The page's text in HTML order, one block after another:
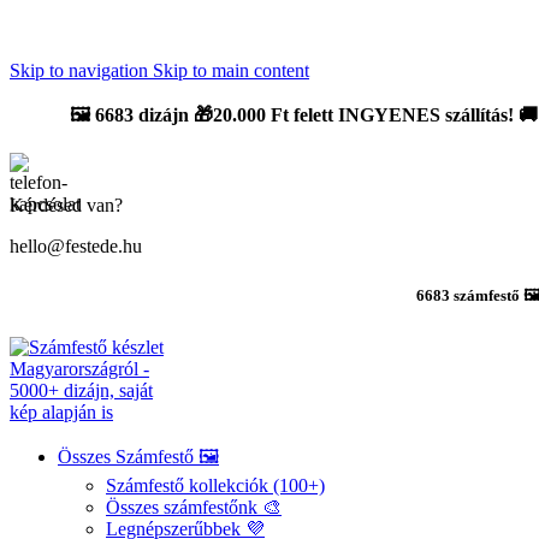
Skip to navigation Skip to main content
🖼️6683 dizájn 🎁20.000 Ft felett INGYENES szállítás! 🚚
Kérdésed van?
hello@festede.hu
6683 számfestő
Összes Számfestő 🖼️
Számfestő kollekciók (100+)
Összes számfestőnk 🎨
Legnépszerűbbek 💜